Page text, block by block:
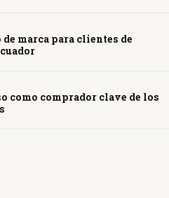
marca para clientes de
como comprador clave de los